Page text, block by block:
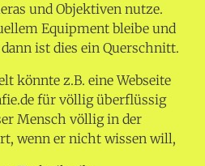
und Objektiven nutze.
Equipment bleibe und
ist dies ein Querschnitt.
könnte z.B. eine Webseite
für völlig überflüssig
Mensch völlig in der
wenn er nicht wissen will,